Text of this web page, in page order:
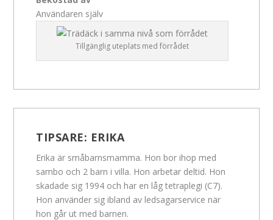
Användaren själv
Tillgänglig uteplats med förrådet
TIPSARE: ERIKA
Erika är småbarnsmamma. Hon bor ihop med
sambo och 2 barn i villa. Hon arbetar deltid. Hon
skadade sig 1994 och har en låg tetraplegi (C7).
Hon använder sig ibland av ledsagarservice när
hon går ut med barnen.